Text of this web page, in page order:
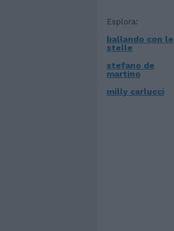
Esplora:
ballando con le
stelle
stefano de
martino
milly carlucci